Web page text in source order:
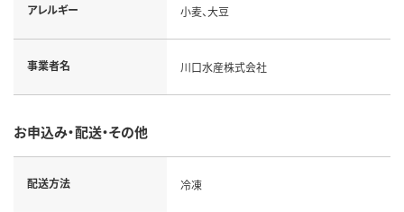
アレルギー 小麦、大豆
事業者名 川口水産株式会社
お申込み・配送・その他
配送方法 冷凍